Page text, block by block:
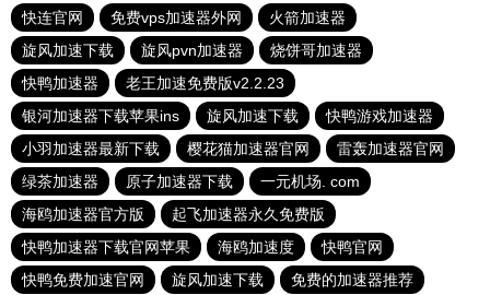
快连官网
免费vps加速器外网
火箭加速器
旋风加速下载
旋风pvn加速器
烧饼哥加速器
快鸭加速器
老王加速免费版v2.2.23
银河加速器下载苹果ins
旋风加速下载
快鸭游戏加速器
小羽加速器最新下载
樱花猫加速器官网
雷轰加速器官网
绿茶加速器
原子加速器下载
一元机场. com
海鸥加速器官方版
起飞加速器永久免费版
快鸭加速器下载官网苹果
海鸥加速度
快鸭官网
快鸭免费加速官网
旋风加速下载 免费的加速器推荐